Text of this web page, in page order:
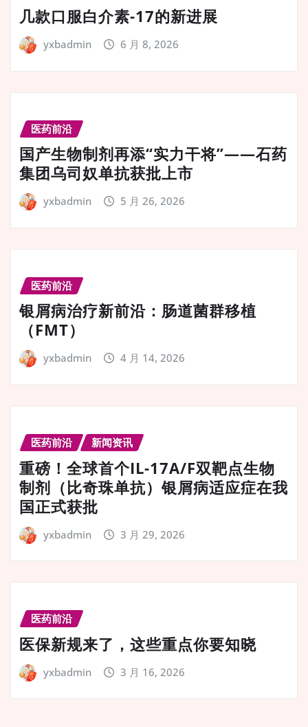
几款口服白介素-17的新进展
yxbadmin 6 月 8, 2026
医药前沿
国产生物制剂再添“实力干将”——石药
集团乌司奴单抗获批上市
yxbadmin 5 月 26, 2026
医药前沿
银屑病治疗新前沿：肠道菌群移植
（FMT）
yxbadmin 4 月 14, 2026
医药前沿 新闻资讯
重磅！全球首个IL-17A/F双靶点生物
制剂（比奇珠单抗）银屑病适应症在我
国正式获批
yxbadmin 3 月 29, 2026
医药前沿
医保新规来了，这些重点你要知晓
yxbadmin 3 月 16, 2026